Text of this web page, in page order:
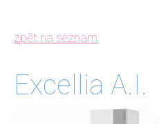
zpět na seznam
Excellia A.I.